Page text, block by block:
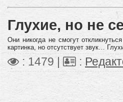
Глухие, но не
Они никогда не смогут
картинка, но отсутствует звук…
: 1479 | :